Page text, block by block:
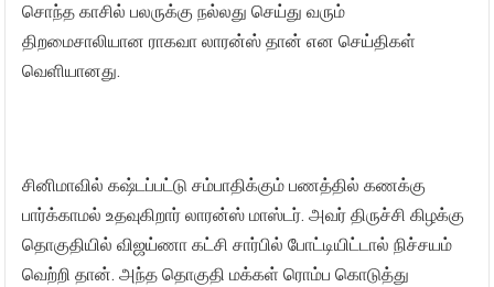
சொந்த காசில் பலருக்கு நல்லது செய்து வரும்
திறமைசாலியான ராகவா லாரன்ஸ் தான் என செய்திகள்
வெளியானது.
சினிமாவில் கஷ்டப்பட்டு சம்பாதிக்கும் பணத்தில் கணக்கு
பார்க்காமல் உதவுகிறார் லாரன்ஸ் மாஸ்டர். அவர் திருச்சி கிழக்கு
தொகுதியில் விஜய்ணா கட்சி சார்பில் போட்டியிட்டால் நிச்சயம்
வெற்றி தான். அந்த தொகுதி மக்கள் ரொம்ப கொடுத்து